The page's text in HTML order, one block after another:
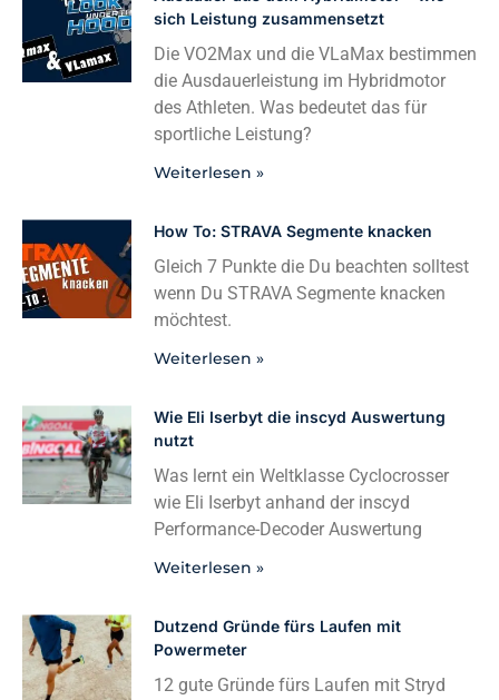
sich Leistung zusammensetzt
Die VO2Max und die VLaMax bestimmen
die Ausdauerleistung im Hybridmotor
des Athleten. Was bedeutet das für
sportliche Leistung?
Weiterlesen »
How To: STRAVA Segmente knacken
Gleich 7 Punkte die Du beachten solltest
wenn Du STRAVA Segmente knacken
möchtest.
Weiterlesen »
Wie Eli Iserbyt die inscyd Auswertung
nutzt
Was lernt ein Weltklasse Cyclocrosser
wie Eli Iserbyt anhand der inscyd
Performance-Decoder Auswertung
Weiterlesen »
Dutzend Gründe fürs Laufen mit
Powermeter
12 gute Gründe fürs Laufen mit Stryd